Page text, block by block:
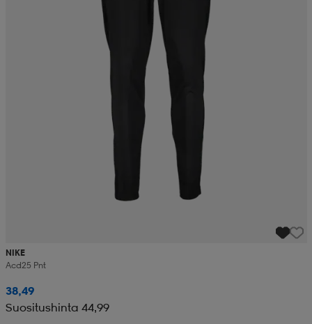
NIKE
Acd25 Pnt
38,49
Suositushinta 44,99